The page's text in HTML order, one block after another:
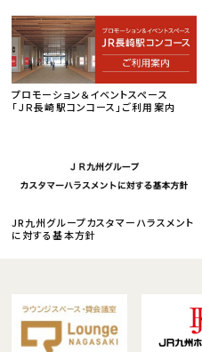
プロモーション＆イベントスペース
「ＪＲ長崎駅コンコース」ご利用案内
JR九州グループカスタマーハラスメント
に対する基本方針